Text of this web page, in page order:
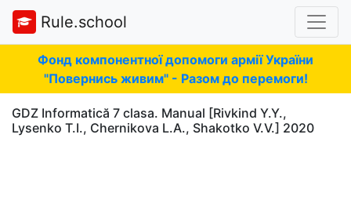
Rule.school
Фонд компонентної допомоги армії України
"Повернись живим" - Разом до перемоги!
GDZ Informatică 7 clasa. Manual [Rivkind Y.Y.,
Lysenko T.I., Chernikova L.A., Shakotko V.V.] 2020